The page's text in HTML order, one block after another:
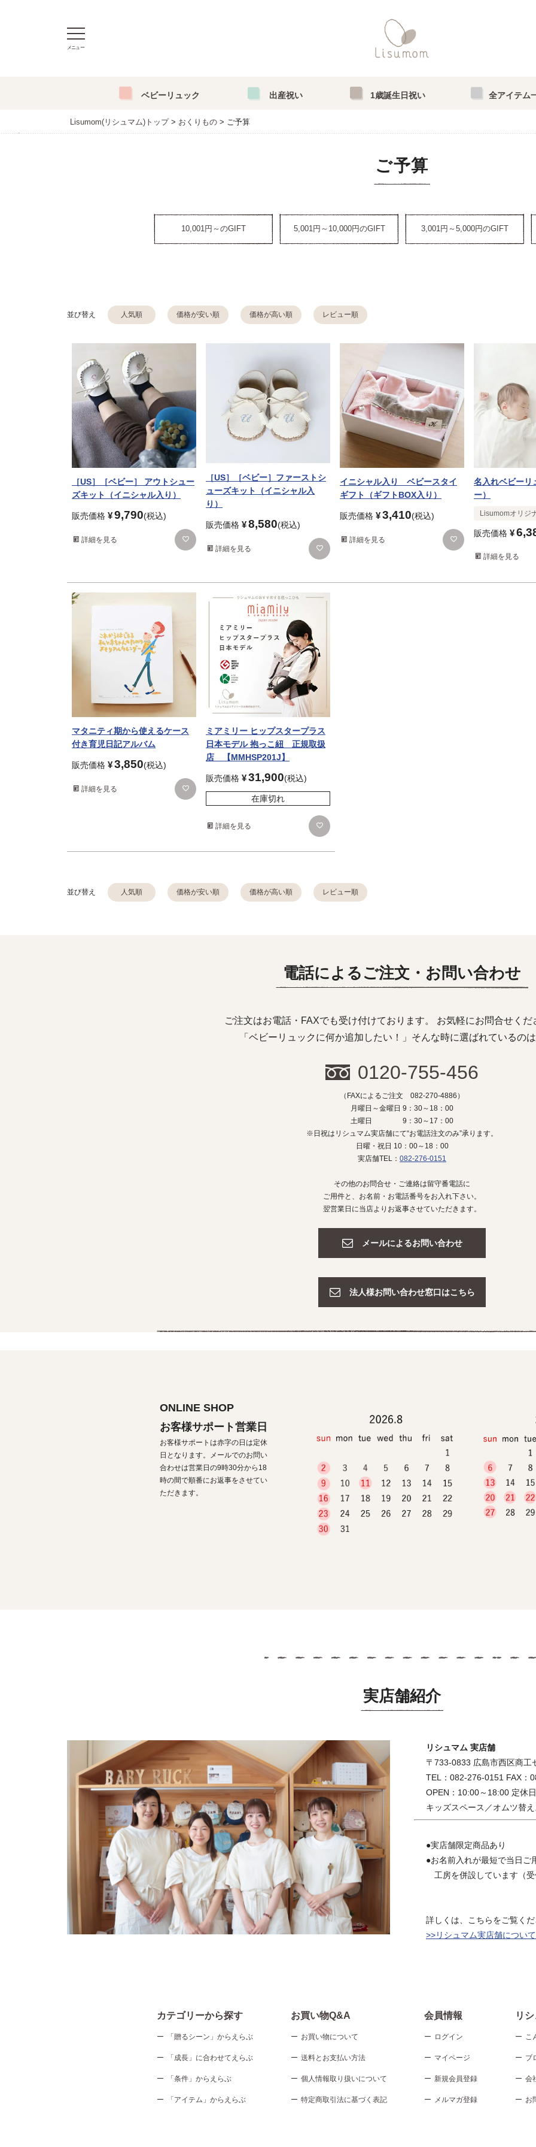
メニュー
ベビーリュック 出産祝い 1歳誕生日祝い 全アイテム
Lisumom(リシュマム)トップ おくりもの ご予算
ご予算
10,001円～のGIFT 5,001円～10,000円のGIFT 3,001円～5,000円のGIFT
並び替え 人気順 価格が安い順 価格が高い順 レビュー順
［US］［ベビー］ アウトシュー
ズキット（イニシャル入り）
販売価格 ¥9,790 税込
詳細を見る
［US］［ベビー］ファーストシ
ューズキット（イニシャル入
り）
販売価格 ¥8,580 税込
詳細を見る
イニシャル入り ベビースタイ
ギフト（ギフトBOX入り）
販売価格 ¥3,410 税込
詳細を見る
名入れベビーリ
ー）
Lisumomオリジ
販売価格 ¥
詳細を見る
マタニティ期から使えるケース
付き育児日記アルバム
販売価格 ¥3,850 税込
詳細を見る
ミアミリー ヒップスタープラス
日本モデル 抱っこ紐 正規取扱
店 【MMHSP201J】
販売価格 ¥31,900 税込
在庫切れ
詳細を見る
並び替え 人気順 価格が安い順 価格が高い順 レビュー順
電話によるご注文・お問い合わせ
ご注文はお電話・FAXでも受け付けております。 お気軽にお問合せくだ
「ベビーリュックに何か追加したい！」そんな時に選ばれているのは
0120-755-456
（FAXによるご注文 082-270-4886）
月曜日～金曜日 9：30～18：00
土曜日 9：30～17：00
※日祝はリシュマム実店舗にて“お電話注文のみ”承ります。
日曜・祝日 10：00～18：00
実店舗TEL： 082-276-0151
その他のお問合せ・ご連絡は留守番電話に
ご用件と、お名前・お電話番号をお入れ下さい。
翌営業日に当店よりお返事させていただきます。
メールによるお問い合わせ
法人様お問い合わせ窓口はこちら
ONLINE SHOP
お客様サポート営業日
お客様サポートは赤字の日は定休
日となります。メールでのお問い
合わせは営業日の9時30分から18
時の間で順番にお返事をさせてい
ただきます。
実店舗紹介
リシュマム 実店舗
〒733-0833 広島市西区商工
TEL：082-276-0151 FAX：
OPEN：10:00～18:00 定休
キッズスペース／オムツ替
●実店舗限定商品あり
●お名前入れが最短で当日ご
工房を併設しています（受
詳しくは、こちらをご覧くだ
>>リシュマム実店舗につい
カテゴリーから探す
「贈るシーン」からえらぶ
「成長」に合わせてえらぶ
「条件」からえらぶ
「アイテム」からえらぶ
お買い物Q&A
お買い物について
送料とお支払い方法
個人情報取り扱いについて
特定商取引法に基づく表記
会員情報
ログイン
マイページ
新規会員登録
メルマガ登録
リ
こ
ブ
会
お